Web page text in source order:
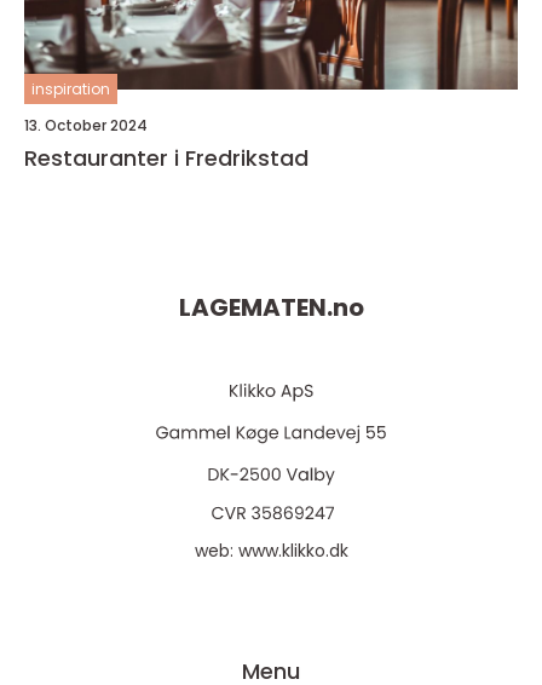
inspiration
13. October 2024
Restauranter i Fredrikstad
LAGEMATEN.no
web: www.klikko.dk
Menu